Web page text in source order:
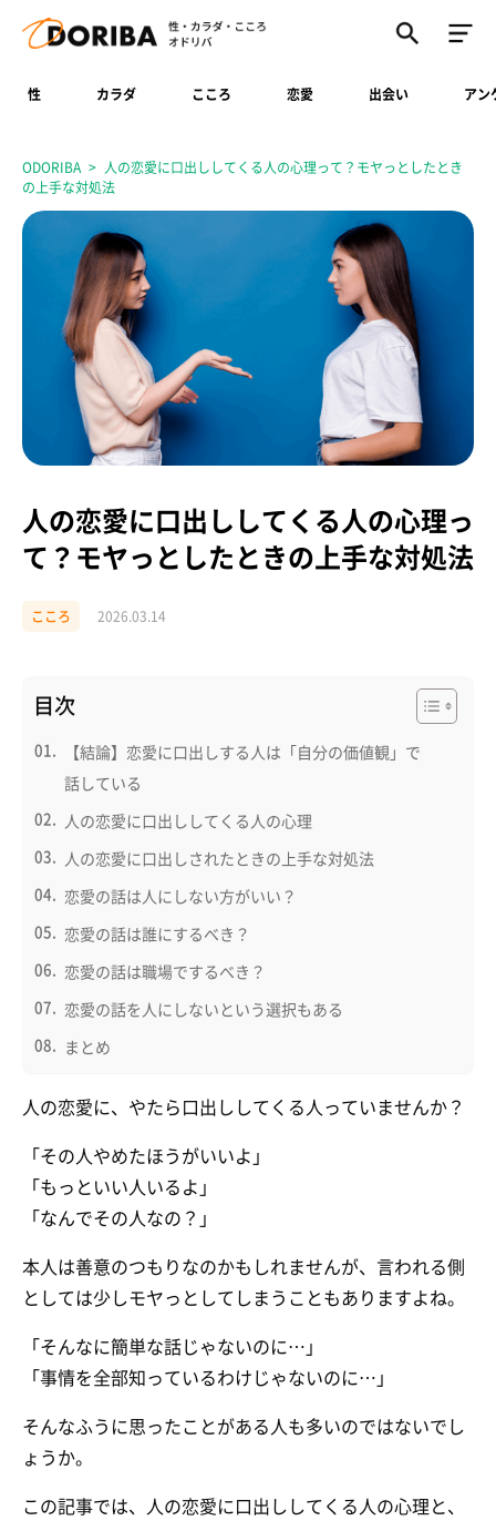
性 カラダ こころ 恋愛 出会い アン
ODORIBA
人の恋愛に口出ししてくる人の心理って？モヤっとしたとき
の上手な対処法
人の恋愛に口出ししてくる人の心理っ
て？モヤっとしたときの上手な対処法
こころ 2026.03.14
目次
【結論】恋愛に口出しする人は「自分の価値観」で
話している
人の恋愛に口出ししてくる人の心理
人の恋愛に口出しされたときの上手な対処法
恋愛の話は人にしない方がいい？
恋愛の話は誰にするべき？
恋愛の話は職場でするべき？
恋愛の話を人にしないという選択もある
まとめ
人の恋愛に、やたら口出ししてくる人っていませんか？
「その人やめたほうがいいよ」
「もっといい人いるよ」
「なんでその人なの？」
本人は善意のつもりなのかもしれませんが、言われる側
としては少しモヤっとしてしまうこともありますよね。
「そんなに簡単な話じゃないのに…」
「事情を全部知っているわけじゃないのに…」
そんなふうに思ったことがある人も多いのではないでし
ょうか。
この記事では、人の恋愛に口出ししてくる人の心理と、